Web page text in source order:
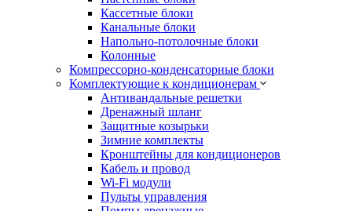
Кассетные блоки
Канальные блоки
Напольно-потолочные блоки
Колонные
Компрессорно-конденсаторные блоки
Комплектующие к кондиционерам
Антивандальные решетки
Дренажный шланг
Защитные козырьки
Зимние комплекты
Кронштейны для кондиционеров
Кабель и провод
Wi-Fi модули
Пульты управления